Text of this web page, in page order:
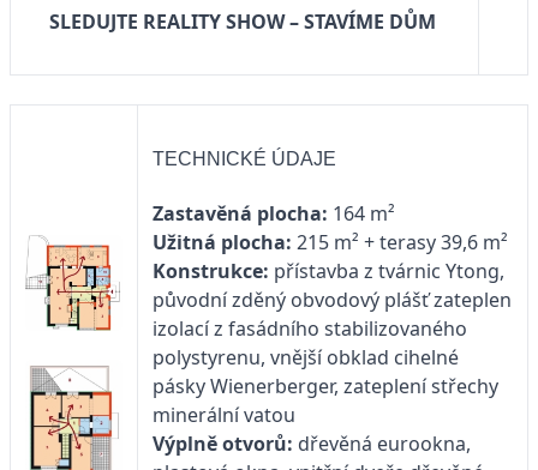
SLEDUJTE REALITY SHOW – STAVÍME DŮM
TECHNICKÉ ÚDAJE
Zastavěná plocha: 164 m²
Užitná plocha: 215 m² + terasy 39,6 m²
Konstrukce: přístavba z tvárnic Ytong,
původní zděný obvodový plášť zateplen
izolací z fasádního stabilizovaného
polystyrenu, vnější obklad cihelné
pásky Wienerberger, zateplení střechy
minerální vatou
Výplně otvorů: dřevěná eurookna,